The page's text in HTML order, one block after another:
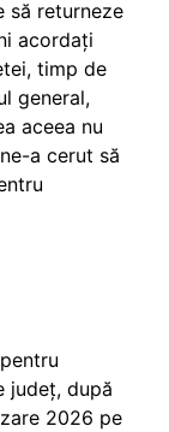
să returneze
acordați
timp de
general,
aceea nu
a cerut să
județ, după
2026 pe